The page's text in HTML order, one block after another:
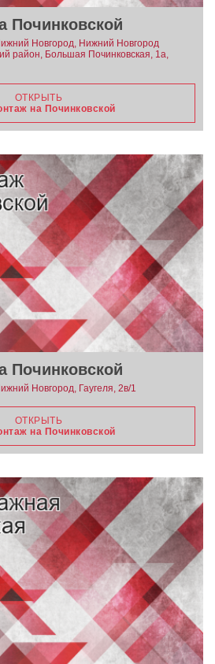
Починковской
Новгород, Нижний Новгород
район, Большая Починковская, 1а,
ОТКРЫТЬ
на Починковской
Починковской
Новгород, Гаугеля, 2в/1
ОТКРЫТЬ
на Починковской